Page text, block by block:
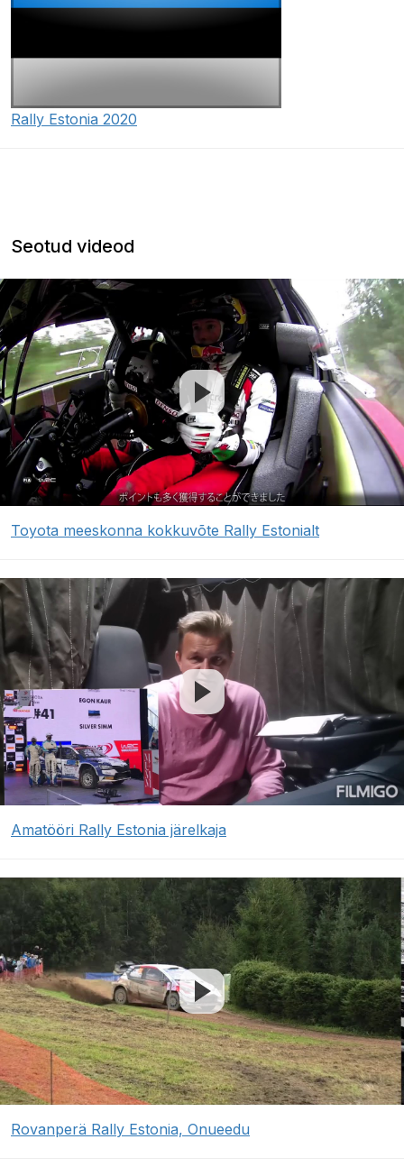
Rally Estonia 2020
Seotud videod
Toyota meeskonna kokkuvõte Rally Estonialt
Amatööri Rally Estonia järelkaja
Rovanperä Rally Estonia, Onueedu